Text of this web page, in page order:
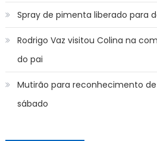
Spray de pimenta liberado para
Rodrigo Vaz visitou Colina na
do pai
Mutirão para reconhecimento
sábado